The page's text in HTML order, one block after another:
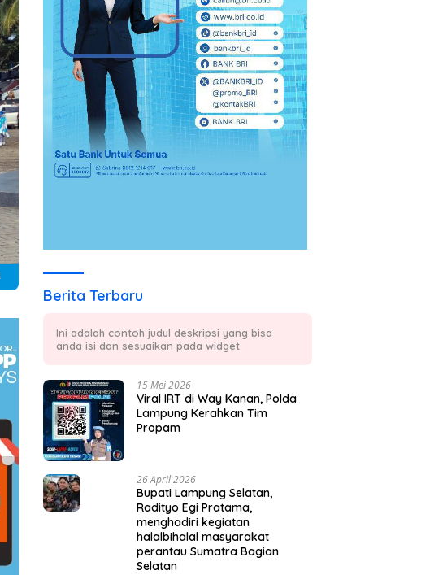
Berita Terbaru
Ini adalah contoh judul deskripsi yang bisa
anda isi dan sesuaikan pada widget
15 Mei 2026
Viral IRT di Way Kanan, Polda
Lampung Kerahkan Tim
Propam
26 April 2026
Bupati Lampung Selatan,
Radityo Egi Pratama,
menghadiri kegiatan
halalbihalal masyarakat
perantau Sumatra Bagian
Selatan